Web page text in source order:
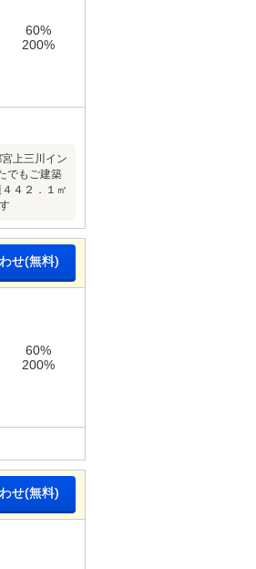
60%
200%
上三川イン
でもご建築
４２．１㎡
せ(無料)
60%
200%
せ(無料)